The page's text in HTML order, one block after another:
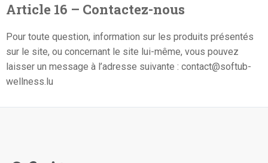
Article 16 – Contactez-nous
Pour toute question, information sur les produits présentés
sur le site, ou concernant le site lui-même, vous pouvez
laisser un message à l’adresse suivante : contact@softub-
wellness.lu